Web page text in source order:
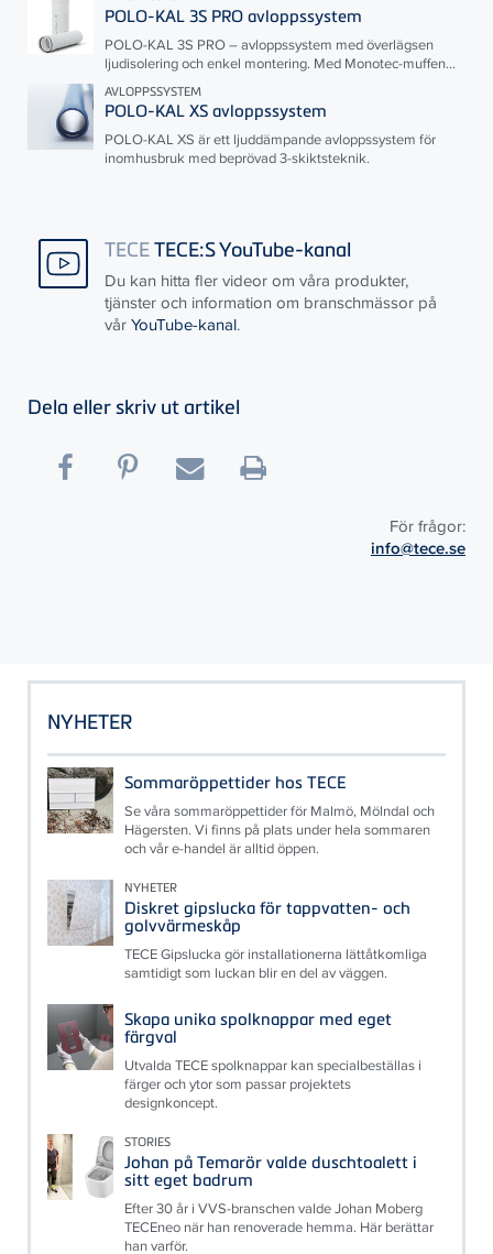
POLO-KAL 3S PRO avloppssystem
POLO-KAL 3S PRO – avloppssystem med överlägsen
ljudisolering och enkel montering. Med Monotec-muffen...
AVLOPPSSYSTEM
POLO-KAL XS avloppssystem
POLO-KAL XS är ett ljuddämpande avloppssystem för
inomhusbruk med beprövad 3-skiktsteknik.
TECETECE:S YouTube-kanal
Du kan hitta fler videor om våra produkter,
tjänster och information om branschmässor på
vårYouTube-kanal.
Dela eller skriv ut artikel
För frågor:
info@tece.se
NYHETER
Sommaröppettider hos TECE
Se våra sommaröppettider för Malmö, Mölndal och
Hägersten. Vi finns på plats under hela sommaren
och vår e-handel är alltid öppen.
NYHETER
Diskret gipslucka för tappvatten- och
golvvärmeskåp
TECE Gipslucka gör installationerna lättåtkomliga
samtidigt som luckan blir en del av väggen.
Skapa unika spolknappar med eget
färgval
Utvalda TECE spolknappar kan specialbeställas i
färger och ytor som passar projektets
designkoncept.
STORIES
Johan på Temarör valde duschtoalett i
sitt eget badrum
Efter 30 år i VVS-branschen valde Johan Moberg
TECEneo när han renoverade hemma. Här berättar
han varför.